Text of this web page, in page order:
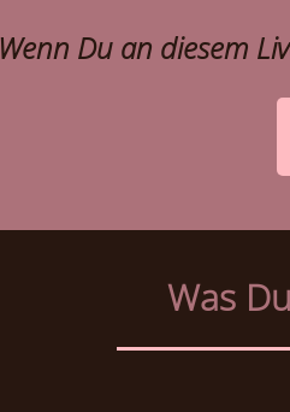
Wenn Du an diesem
Was